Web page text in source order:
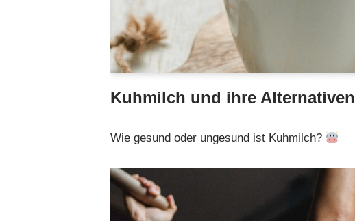
Kuhmilch und ihre Alternativen
Wie gesund oder ungesund ist Kuhmilch?